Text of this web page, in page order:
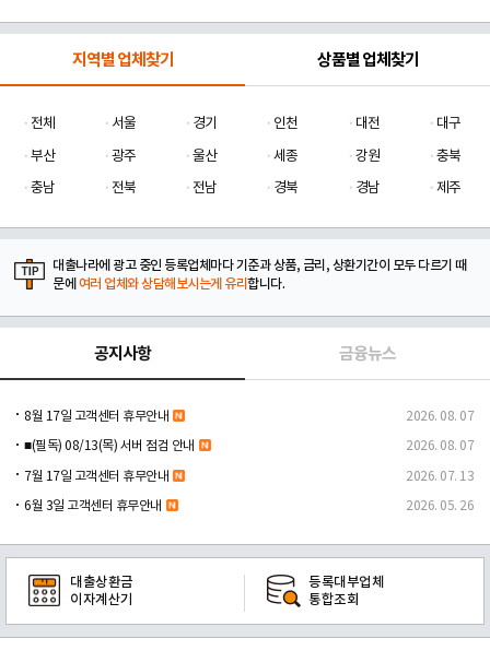
지역별 업체찾기 상품별 업체찾기
전체 서울 경기 인천 대전
대구
부산
광주 울산 세종 강원
충북
충남
전북 전남 경북 경남 제주
대출나라에 광고 중인 등록업체마다 기준과 상품, 금리, 상환기간이 모두 다르기 때
문에 여러 업체와 상담해보시는게 유리합니다.
공지사항 금융뉴스
8월 17일 고객센터 휴무안내 2026. 08. 07
■(필독) 08/13(목) 서버 점검 안내 2026. 08. 07
7월 17일 고객센터 휴무안내 2026. 07. 13
6월 3일 고객센터 휴무안내 2026. 05. 26
대출상환금
이자계산기
등록대부업체
통합조회